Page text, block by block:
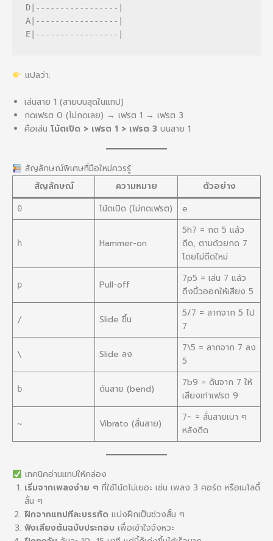
D|-----------------|
A|-----------------|
E|-----------------|
แปลว่า:
เล่นสาย 1 (สายบนสุดในแทป)
กดเฟรต 0 (ไม่กดเลย) → เฟรต 1 → เฟรต 3
คือเล่น โน้ตเปิด > เฟรต 1 > เฟรต 3 บนสาย 1
สัญลักษณ์พิเศษที่มือใหม่ควรรู้
สัญลักษณ์
ความหมาย ตัวอย่าง
0 โน้ตเปิด (ไม่กดเฟรต) e
h Hammer-on
5h7 = กด 5 แล้ว
ดีด, ตามด้วยกด 7
โดยไม่ดีดใหม่
p Pull-off
7p5 = เล่น 7 แล้ว
ดึงนิ้วออกให้เสียง 5
/ Slide ขึ้น
5/7 = ลากจาก 5 ไป
7
\ Slide ลง
7\5 = ลากจาก 7 ลง
5
b ดันสาย (bend)
7b9 = ดันจาก 7 ให้
เสียงเท่าเฟรต 9
~ Vibrato (สั่นสาย)
7~ = สั่นสายเบา ๆ
หลังดีด
เทคนิคอ่านแทปให้คล่อง
เริ่มจากเพลงง่าย ๆ ที่ใช้โน้ตไม่เยอะ เช่น เพลง 3 คอร์ด หรือเมโลดี้
สั้น ๆ
ฝึกจากแทปทีละบรรทัด แบ่งฝึกเป็นช่วงสั้น ๆ
ฟังเสียงต้นฉบับประกอบ เพื่อเข้าใจจังหวะ